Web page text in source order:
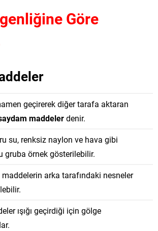
Göre
geçirerek diğer tarafa aktaran
maddelerdenir.
su, renksiz naylon ve hava gibi
gruba örnek gösterilebilir.
arka tarafındaki nesneler
ışığı geçirdiği için gölge